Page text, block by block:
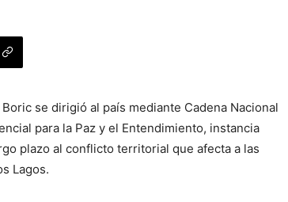
se dirigió al país mediante Cadena Nacional
para la Paz y el Entendimiento, instancia
plazo al conflicto territorial que afecta a las
Lagos.